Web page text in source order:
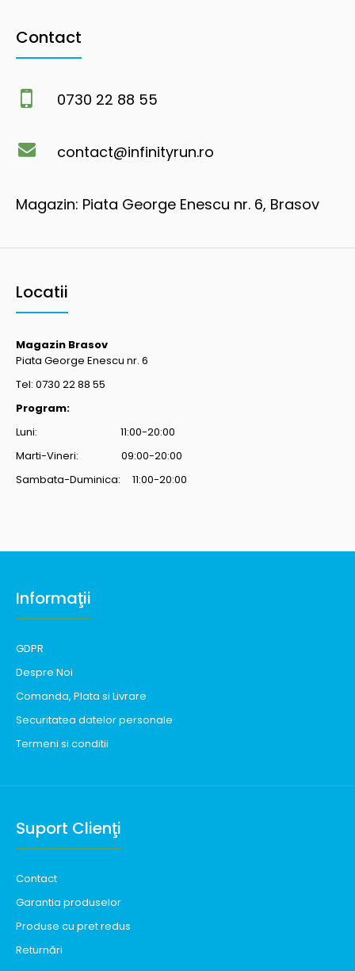
Contact
0730 22 88 55
contact@infinityrun.ro
Magazin: Piata George Enescu nr. 6, Brasov
Locatii
Magazin Brasov
Piata George Enescu nr. 6
Tel: 0730 22 88 55
Program:
Luni: 11:00-20:00
Marti-Vineri: 09:00-20:00
Sambata-Duminica: 11:00-20:00
Informaţii
GDPR
Despre Noi
Comanda, Plata si Livrare
Securitatea datelor personale
Termeni si conditii
Suport Clienţi
Contact
Garantia produselor
Produse cu pret redus
Returnări